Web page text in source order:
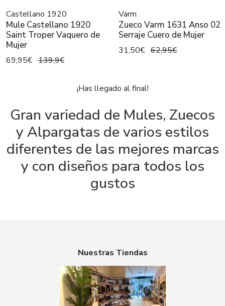
Castellano 1920
Mule Castellano 1920
Saint Troper Vaquero de
Mujer
69,95€ 139,9€
Varm
Zueco Varm 1631 Anso 02
Serraje Cuero de Mujer
31,50€ 62,95€
¡Has llegado al final!
Gran variedad de Mules, Zuecos
y Alpargatas de varios estilos
diferentes de las mejores marcas
y con diseños para todos los
gustos
Nuestras Tiendas